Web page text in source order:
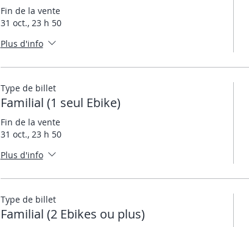
Fin de la vente
31 oct., 23 h 50
Plus d'info
Type de billet
Familial (1 seul Ebike)
Fin de la vente
31 oct., 23 h 50
Plus d'info
Type de billet
Familial (2 Ebikes ou plus)